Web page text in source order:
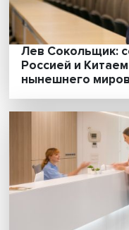
Врач из
получить